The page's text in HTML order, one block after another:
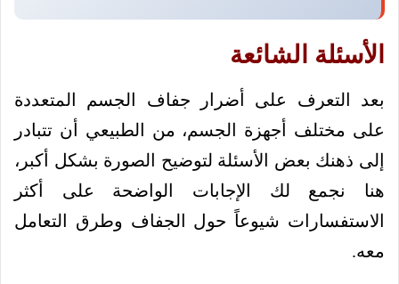
الأسئلة الشائعة
بعد التعرف على أضرار جفاف الجسم المتعددة
على مختلف أجهزة الجسم، من الطبيعي أن تتبادر
إلى ذهنك بعض الأسئلة لتوضيح الصورة بشكل أكبر،
هنا نجمع لك الإجابات الواضحة على أكثر
الاستفسارات شيوعاً حول الجفاف وطرق التعامل
معه.